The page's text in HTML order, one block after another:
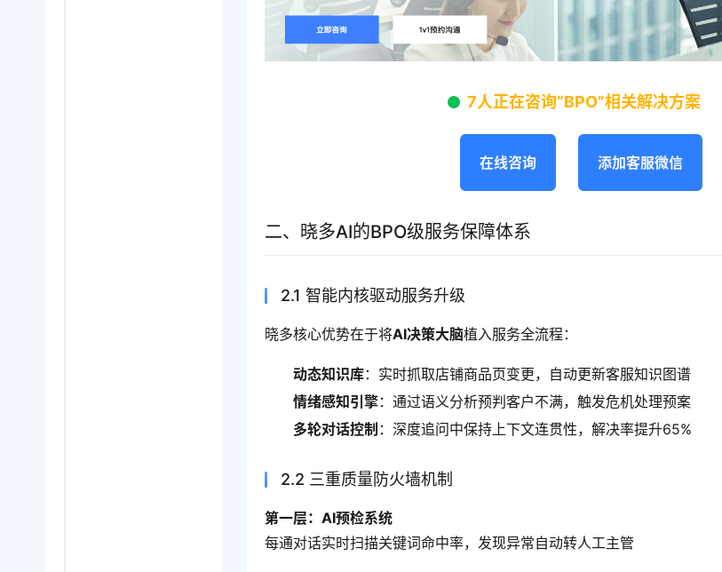
7人正在咨询“BPO”相关解决方案
在线咨询 添加客服微信
二、晓多AI的BPO级服务保障体系
2.1 智能内核驱动服务升级
晓多核心优势在于将AI决策大脑植入服务全流程：
动态知识库：实时抓取店铺商品页变更，自动更新客服知识图谱
情绪感知引擎：通过语义分析预判客户不满，触发危机处理预案
多轮对话控制 ：深度追问中保持上下文连贯性，解决率提升65%
2.2 三重质量防火墙机制
第一层：AI预检系统
每通对话实时扫描关键词命中率，发现异常自动转人工主管